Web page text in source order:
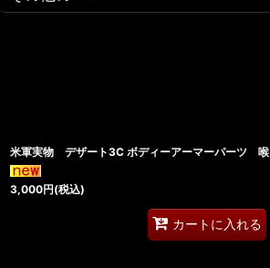
米軍実物 デザート3C ボディーアーマーパーツ 喉
3,000円(税込)
カートに入れる